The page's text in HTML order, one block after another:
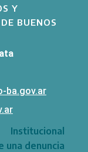
Y
BUENOS
ba.gov.ar
Institucional
una denuncia